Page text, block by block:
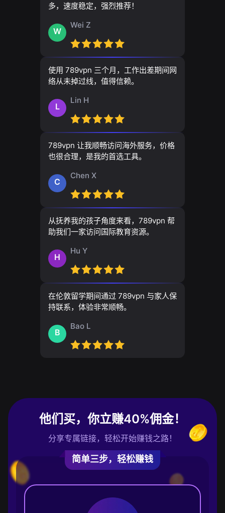
多，速度稳定，强烈推荐！
W
Wei Z
使用 789vpn 三个月，工作出差期间网
络从未掉过线，值得信赖。
L
Lin H
789vpn 让我顺畅访问海外服务，价格
也很合理，是我的首选工具。
C
Chen X
从抚养我的孩子角度来看，789vpn 帮
助我们一家访问国际教育资源。
H
Hu Y
在伦敦留学期间通过 789vpn 与家人保
持联系，体验非常顺畅。
B
Bao L
他们买，你立赚40%佣金！
分享专属链接，轻松开始赚钱之路！
简单三步，轻松赚钱